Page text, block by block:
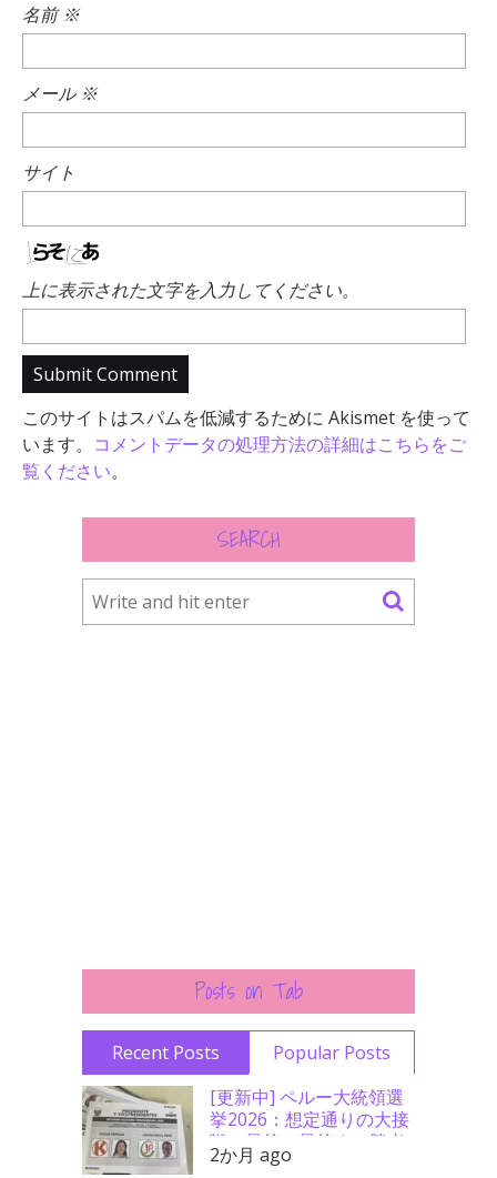
名前※
メール ※
サイト
上に表示された文字を入力してください。
このサイトはスパムを低減するために Akismet を使って
います。 コメントデータの処理方法の詳細はこちらをご
覧ください。
SEARCH
Posts on Tab
Recent Posts
Popular Posts
[更新中] ペルー大統領選
挙2026：想定通りの大接
戦、最後の最後まで勝者
分からず
2か月 ago